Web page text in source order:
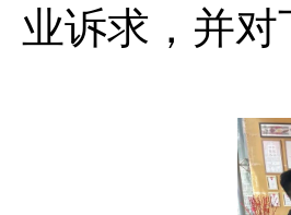
业诉求，并